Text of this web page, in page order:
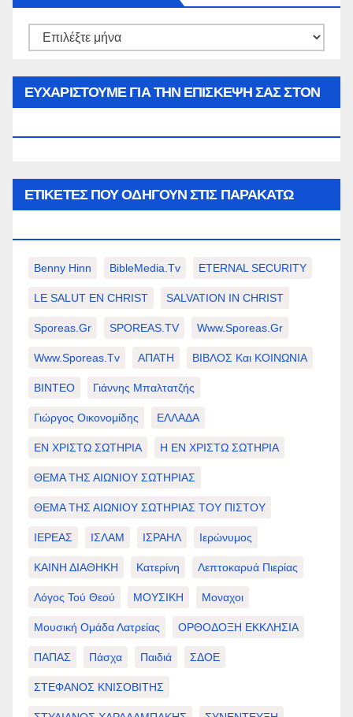
Αρθρα
ΕΥΧΑΡΙΣΤΟΥΜΕ ΓΙΑ ΤΗΝ ΕΠΙΣΚΕΨΗ ΣΑΣ ΣΤΟΝ
ΕΤΙΚΈΤΕΣ ΠΟΥ ΟΔΗΓΟΎΝ ΣΤΙΣ ΠΑΡΑΚΆΤΩ
Benny Hinn BibleMedia.tv ETERNAL SECURITY
LE SALUT EN CHRIST SALVATION IN CHRIST
Sporeas.gr SPOREAS.TV Www.sporeas.gr
Www.sporeas.tv ΑΠΑΤΗ ΒΙΒΛΟΣ Και ΚΟΙΝΩΝΙΑ
ΒΙΝΤΕΟ Γιάννης Μπαλτατζής
Γιώργος Οικονομίδης ΕΛΛΑΔΑ
ΕΝ ΧΡΙΣΤΩ ΣΩΤΗΡΙΑ Η ΕΝ ΧΡΙΣΤΩ ΣΩΤΗΡΙΑ
ΘΕΜΑ ΤΗΣ ΑΙΩΝΙΟΥ ΣΩΤΗΡΙΑΣ
ΘΕΜΑ ΤΗΣ ΑΙΩΝΙΟΥ ΣΩΤΗΡΙΑΣ ΤΟΥ ΠΙΣΤΟΥ
ΙΕΡΕΑΣ ΙΣΛΑΜ ΙΣΡΑΗΛ Ιερώνυμος
ΚΑΙΝΗ ΔΙΑΘΗΚΗ Κατερίνη Λεπτοκαρυά Πιερίας
Λόγος Τού Θεού ΜΟΥΣΙΚΗ Μοναχοι
Μουσική Ομάδα Λατρείας ΟΡΘΟΔΟΞΗ ΕΚΚΛΗΣΙΑ
ΠΑΠΑΣ Πάσχα Παιδιά ΣΔΟΕ
ΣΤΕΦΑΝΟΣ ΚΝΙΣΟΒΙΤΗΣ